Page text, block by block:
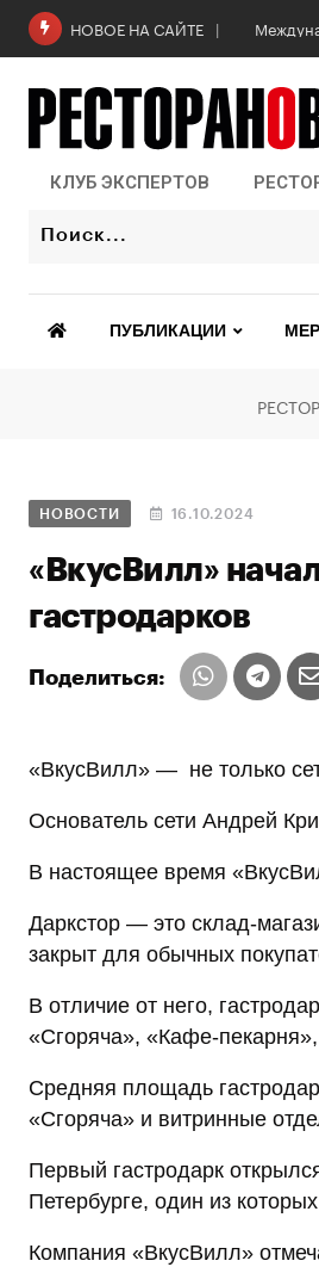
НОВОЕ НА САЙТЕ
КЛУБ ЭКСПЕРТОВ
ПУБЛИКАЦИИ
НОВОСТИ 16.10.2024
«ВкусВилл»
гастродарков
Поделиться:
«ВкусВилл» — не только
Основатель сети Андрей
В настоящее время
Даркстор — это склад-
закрыт для обычных
В отличие от него,
«Сгоряча», «Кафе-
Средняя площадь
«Сгоряча» и витринные
Первый гастродарк
Петербурге, один из
Компания «ВкусВилл»